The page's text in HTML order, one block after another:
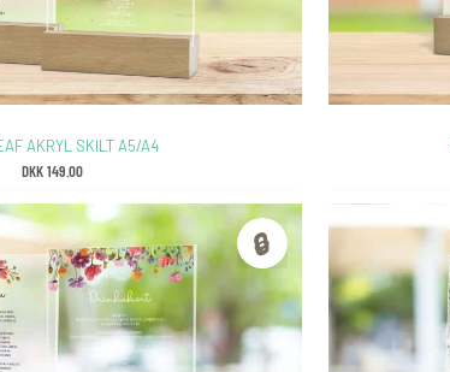
AKRYL SKILT A5/A4
DKK149.00
🔒